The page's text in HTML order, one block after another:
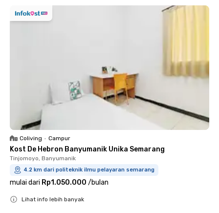
Coliving • Campur
Kost De Hebron Banyumanik Unika Semarang
Tinjomoyo, Banyumanik
4.2 km dari politeknik ilmu pelayaran semarang
mulai dari Rp1.050.000 /bulan
Lihat info lebih banyak